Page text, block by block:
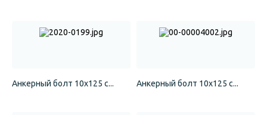
Анкерный болт 10х125 с... Анкерный болт 10х125 с...